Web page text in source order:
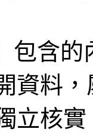
包含
資料
立核